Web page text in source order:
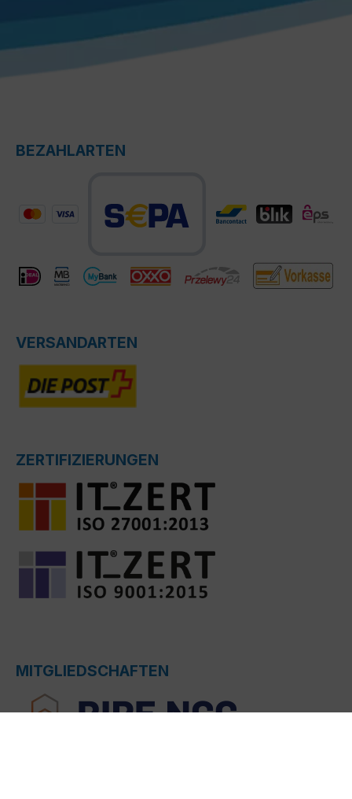
BEZAHLARTEN
VERSANDARTEN
ZERTIFIZIERUNGEN
MITGLIEDSCHAFTEN